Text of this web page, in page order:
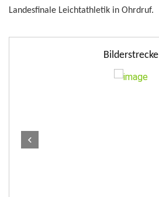
Landesfinale Leichtathletik in Ohrdruf.
Bilderstrecke